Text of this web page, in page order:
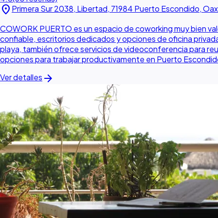
location_on Primera Sur 2038, Libertad, 71984 Puerto Escondido,
COWORK PUERTO es un espacio de coworking muy bien
confiable, escritorios dedicados y opciones de oficina
playa, también ofrece servicios de videoconferencia para
opciones para trabajar productivamente en Puerto
Ver detalles arrow_forward